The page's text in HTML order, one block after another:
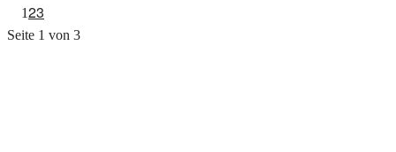
123
Seite 1 von 3